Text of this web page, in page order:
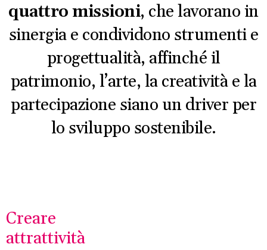
quattro missioni, che lavorano in
sinergia e condividono strumenti e
progettualità, affinché il
patrimonio, l’arte, la creatività e la
partecipazione siano un driver per
lo sviluppo sostenibile.
Creare
attrattività